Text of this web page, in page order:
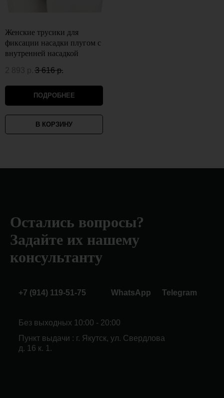
Женские трусики для
фиксации насадки плугом с
внутренней насадкой
3 616 р.
ПОДРОБНЕЕ
В КОРЗИНУ
Остались вопросы?
Задайте их нашему
консультанту
+7 (914) 119-51-75 WhatsApp Telegram
Без выходных 10:00 - 20:00
Пункт выдачи : г. Якутск, ул. Свердлова
д. 16 к. 1.